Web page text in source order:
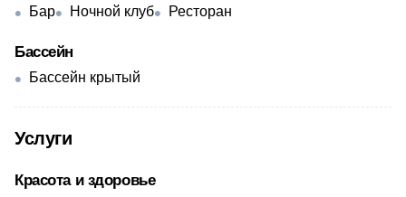
Бар Ночной клуб Ресторан
Бассейн
Бассейн крытый
Услуги
Красота и здоровье